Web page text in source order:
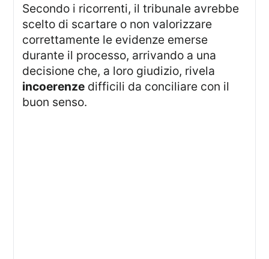
Secondo i ricorrenti, il tribunale avrebbe
scelto di scartare o non valorizzare
correttamente le evidenze emerse
durante il processo, arrivando a una
decisione che, a loro giudizio, rivela
incoerenze difficili da conciliare con il
buon senso.